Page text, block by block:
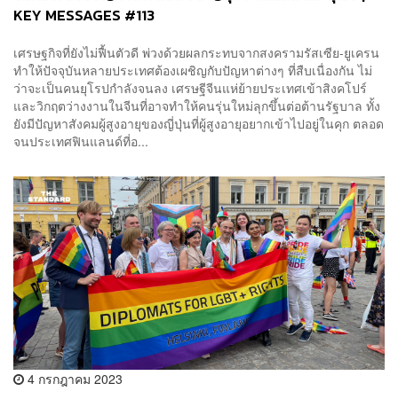
KEY MESSAGES #113
เศรษฐกิจที่ยังไม่ฟื้นตัวดี พ่วงด้วยผลกระทบจากสงครามรัสเซีย-ยูเครน
ทำให้ปัจจุบันหลายประเทศต้องเผชิญกับปัญหาต่างๆ ที่สืบเนื่องกัน ไม่
ว่าจะเป็นคนยุโรปกำลังจนลง เศรษฐีจีนแห่ย้ายประเทศเข้าสิงคโปร์
และวิกฤตว่างงานในจีนที่อาจทำให้คนรุ่นใหม่ลุกขึ้นต่อต้านรัฐบาล ทั้ง
ยังมีปัญหาสังคมผู้สูงอายุของญี่ปุ่นที่ผู้สูงอายุอยากเข้าไปอยู่ในคุก ตลอด
จนประเทศฟินแลนด์ที่อ...
4 กรกฎาคม 2023